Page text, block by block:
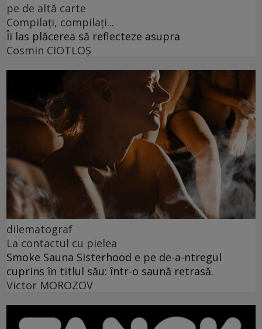
pe de altă carte
Compilați, compilați...
Îi las plăcerea să reflecteze asupra
Cosmin CIOTLOŞ
dilematograf
La contactul cu pielea
Smoke Sauna Sisterhood e pe de-a-ntregul
cuprins în titlul său: într-o saună retrasă.
Victor MOROZOV